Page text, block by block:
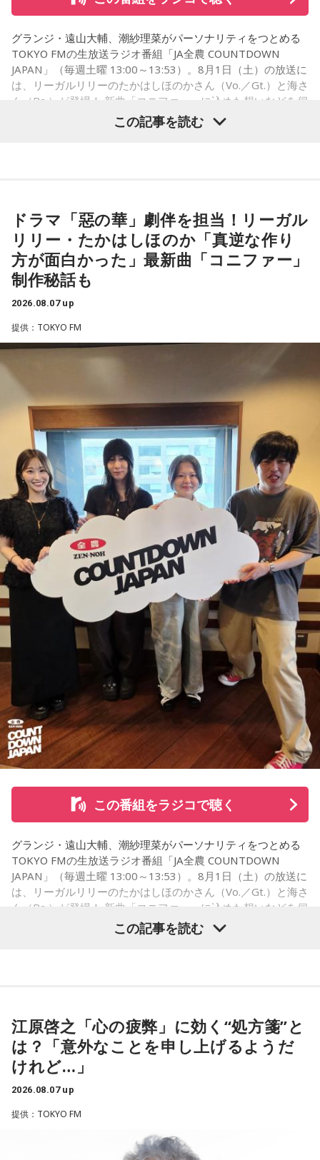
・家の照明、指パッチンで消してそうランキング
・コンビニで「温めますか？」とか「レジ袋はいります
か？」とか聞かれる前に全部先に言ってきそうな男ランキン
グ
・渋谷のギャル1000人に聴きました「愛用してるタブレット
■番組タイトル：ニッポン放送『中島健人のオールナイトニッ
ポン』
■放送日時：2026年8月14日（金） 25時～27時 （15日
（土）午前1時〜3時）
ニッポン放送をキーステーションに全国ネットで放送
■パーソナリティ：中島健人
■メールアドレス：
■番組公式X：@Ann_Since1967
■番組ハッシュタグ：#中島健人ANN
グランジ・遠山大輔、潮紗理菜がパーソナリティをつとめる
TOKYO FMの生放送ラジオ番組「JA全農 COUNTDOWN
JAPAN」（毎週土曜 13:00～13:53）。8月1日（土）の放送に
は、リーガルリリーのたかはしほのかさん（Vo.／Gt.）と海さ
ん（Ba.）が登場！ 新曲「コニファー」に込めた想いなどを伺
◆“真逆な作り方”で楽曲制作
リーガルリリーは高校在学時から注目を集め、国内大型ロッ
クフェスにも多数出演するだけでなく、アメリカで開催され
た世界最大級の音楽フェスティバル「SXSW（サウス・バイ・
サウスウエスト）」の出演や中国ツアーの開催など、海外で
のライブも経験。そのほか、2019年公開の映画「惡の華」で
は主題歌と劇中歌を担当し、今年4月から放送されたテレビド
ラマ版「惡の華」では、たかはしほのかさんが劇伴を担当。
そして、今秋には初のアジアツアーの開催が決定していま
す。
遠山：僕は「惡の華」が好きで、（テレビドラマ版ではW主
演の）あのちゃんと鈴木福くんがめちゃくちゃ素晴らしかっ
たですけど、そういうドラマの音楽って、どう作っていく
の？
ほのか：私も今回初めて関わらせてもらったんですけど、今
まで作ってきたライブでやる曲やバンドでやる曲の作り方と
は全然違って……ドラマの映像にいかに没頭させるかが重要と
いうか。リーガルリリーでは、音楽を聴いてほしくて作って
いるんですけれど、ドラマの音楽は、映像を観てもらわない
といけないので、逆に聴いてもらったらダメなんですよ。だ
から、音楽を通して真逆な作り方を体験できて、めちゃめち
ゃ面白かったです。
（左から）たかはしほのかさん、海さん
◆新曲「コニファー」に込めた想い
遠山：リーガルリリーは、7月11日（土）に新曲「コニファ
ー」を配信リリースしました。おめでとうございます。
ほのか・海：ありがとうございます。
潮：「コニファー」はテレビアニメ「これ描いて死ね」のエ
ンディングテーマとなっています。
遠山：テレビアニメの楽曲を手がけるのは初めてじゃないよ
した作品なんですけど、まずは原作を読みました。それで、0
から1にするときに、心のなかで薪をくべて火種を燃やしてい
く。そして、風が吹いてめちゃめちゃ燃えていくみたいな。
そういったものを絶やさずに「自分だけでやっていくぞ！」
みたいな気持ちと、私がお家で音楽を作っているとき
で、今回はアニメのエンディングテーマとして曲を書かせて
もらったんですけど、結構パーソナルな部分が出た作品にな
この記事を読む
ドラマ「惡の華」劇伴を担当！リーガル
リリー・たかはしほのか「真逆な作り
方が面白かった」最新曲「コニファー」
制作秘話も
2026.08.07 up
提供：TOKYO FM
この番組をラジコで聴く
グランジ・遠山大輔、潮紗理菜がパーソナリティをつとめる
TOKYO FMの生放送ラジオ番組「JA全農 COUNTDOWN
JAPAN」（毎週土曜 13:00～13:53）。8月1日（土）の放送に
は、リーガルリリーのたかはしほのかさん（Vo.／Gt.）と海さ
ん（Ba.）が登場！ 新曲「コニファー」に込めた想いなどを伺
◆“真逆な作り方”で楽曲制作
リーガルリリーは高校在学時から注目を集め、国内大型ロッ
た世界最大級の音楽フェスティバル「SXSW（サウス・バイ・
サウスウエスト）」の出演や中国ツアーの開催など、海外で
のライブも経験。そのほか、2019年公開の映画「惡の華」で
この記事を読む
江原啓之「心の疲弊」に効く“処方箋”と
は？「意外なことを申し上げるようだ
けれど…」
2026.08.07 up
提供：TOKYO FM